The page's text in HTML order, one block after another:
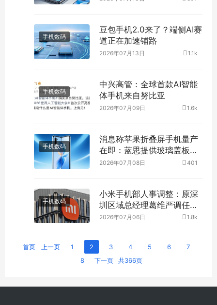
手机数码
豆包手机2.0来了？端侧AI赛
道正在加速铺路
2026年07月13日 1.1k
手机数码
中兴高管：全球首款AI智能
体手机来自努比亚
2026年07月09日 1.6k
手机数码
消息称苹果折叠屏手机量产
在即：蓝思提供玻璃盖板，
富士康组装
2026年07月08日 401
手机数码
小米手机部人事调整：原深
圳区域总经理葛维严调任手
机相机部总经理
2026年07月06日 1.8k
首页 上一页 1 2 3 4 5 6
7
8
下一页 共366页